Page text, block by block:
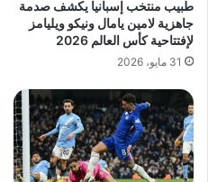
طبيب منتخب إسبانيا يكشف صدمة
جاهزية لامين يامال ونيكو ويليامز
لإفتتاحية كأس العالم 2026
31 مايو، 2026